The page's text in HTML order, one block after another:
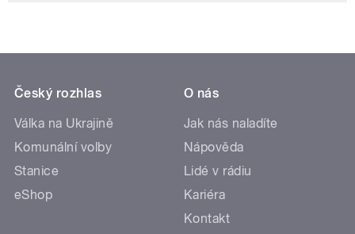
Český rozhlas
Válka na Ukrajině
Komunální volby
Stanice
eShop
O nás
Jak nás naladíte
Nápověda
Lidé v rádiu
Kariéra
Kontakt